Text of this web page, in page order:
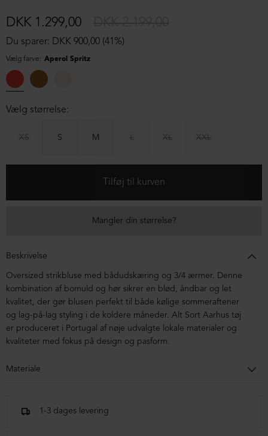
Du sparer: DKK 900,00 (41%)
DKK 1.299,00
Vælg farve: Aperol Spritz
Vælg størrelse:
XS S M L XL XXL
Mangler din størrelse?
Beskrivelse
Oversized strikbluse med bådudskæring og 3/4 ærmer. Denne
kombination af bomuld og hør sikrer en blød, åndbar og let
kvalitet, der gør blusen perfekt til både kølige sommeraftener
og lag-på-lag styling i de koldere måneder. Alt Sort Aarhus tøj
er produceret i Portugal af nøje udvalgte lokale materialer og
kvaliteter med fokus på design og pasform.
Materiale
1-3 dages levering